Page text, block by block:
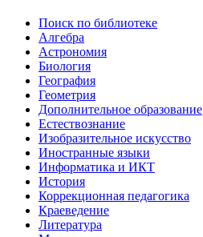
Поиск по библиотеке
Алгебра
Астрономия
Биология
География
Геометрия
Дополнительное образование
Естествознание
Изобразительное искусство
Иностранные языки
Информатика и ИКТ
История
Коррекционная педагогика
Краеведение
Литература